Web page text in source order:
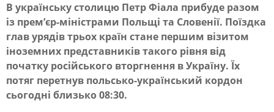
П
р
е
м
’
В українську столицю Петр Фіала прибуде разом
із прем’єр-міністрами Польщі та Словенії. Поїздка
глав урядів трьох країн стане першим візитом
іноземних представників такого рівня від
початку російського вторгнення в Україну. Їх
потяг перетнув польсько-український кордон
cьогодні близько 08:30.